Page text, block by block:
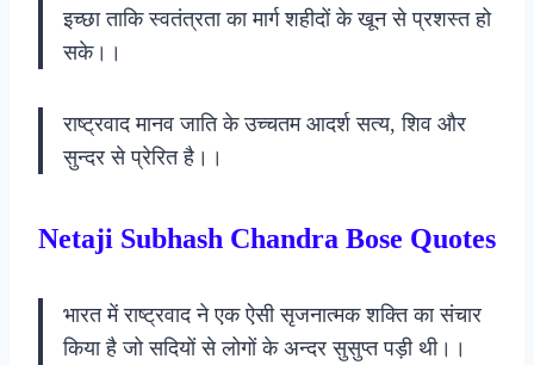
इच्छा ताकि स्वतंत्रता का मार्ग शहीदों के खून से प्रशस्त हो
सके।।
राष्ट्रवाद मानव जाति के उच्चतम आदर्श सत्य, शिव और
सुन्दर से प्रेरित है।।
Netaji Subhash Chandra Bose Quotes
भारत में राष्ट्रवाद ने एक ऐसी सृजनात्मक शक्ति का संचार
किया है जो सदियों से लोगों के अन्दर सुसुप्त पड़ी थी।।